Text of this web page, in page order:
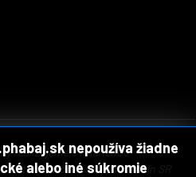
realizujeme s finančnou
kultúry národnostných menšín SR
nepoužíva žiadne
alebo iné súkromie